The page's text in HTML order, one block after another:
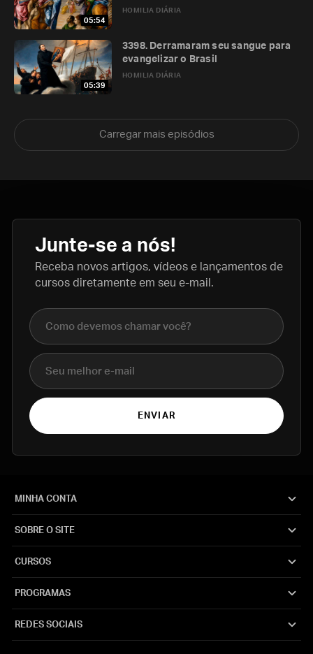
05:54
HOMILIA DIÁRIA
05:39
HOMILIA DIÁRIA
3398. Derramaram seu sangue para
evangelizar o Brasil
Carregar mais episódios
Junte-se a nós!
Receba novos artigos, vídeos e lançamentos de
cursos diretamente em seu e-mail.
Nome completo
E-mail
ENVIAR
MINHA CONTA
SOBRE O SITE
CURSOS
PROGRAMAS
REDES SOCIAIS